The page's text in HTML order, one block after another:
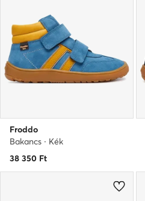
Froddo
Bakancs · Kék
38 350 Ft